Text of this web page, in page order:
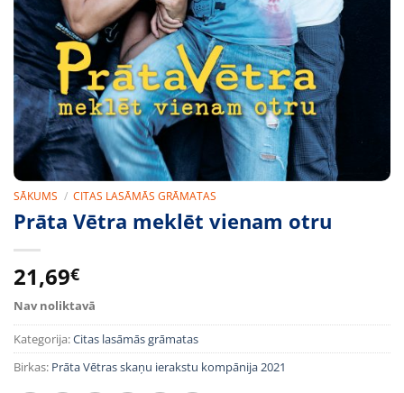
SĀKUMS / CITAS LASĀMĀS GRĀMATAS
Prāta Vētra meklēt vienam otru
21,69€
Nav noliktavā
Kategorija:Citas lasāmās grāmatas
Birkas: Prāta Vētras skaņu ierakstu kompānija 2021